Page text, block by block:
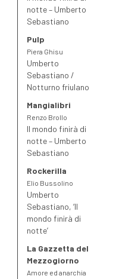
notte – Umberto
Sebastiano
Pulp
Piera Ghisu
Umberto
Sebastiano /
Notturno friulano
Mangialibri
Renzo Brollo
Il mondo finirà di
notte – Umberto
Sebastiano
Rockerilla
Elio Bussolino
Umberto
Sebastiano, ‘Il
mondo finirà di
notte’
La Gazzetta del
Mezzogiorno
Amore ed anarchia